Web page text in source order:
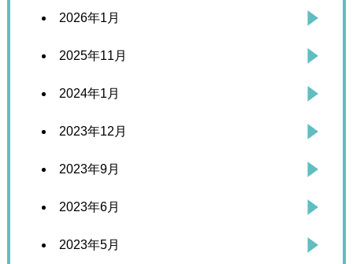
2026年1月
2025年11月
2024年1月
2023年12月
2023年9月
2023年6月
2023年5月